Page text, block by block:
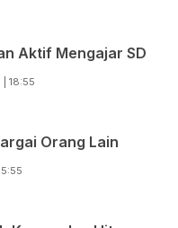
Aktif Mengajar SD
18:55
Orang Lain